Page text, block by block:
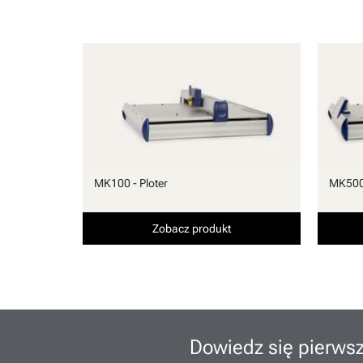
MK100 - Ploter
Zobacz produkt
Dowiedz się